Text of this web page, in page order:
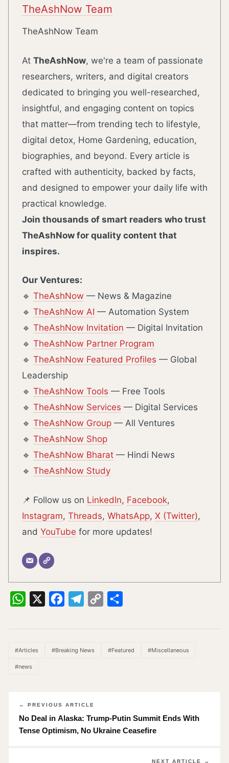
TheAshNow Team
TheAshNow Team
At TheAshNow, we're a team of passionate
researchers, writers, and digital creators
dedicated to bringing you well-researched,
insightful, and engaging content on topics
that matter—from trending tech to lifestyle,
digital detox, Home Gardening, education,
biographies, and beyond. Every article is
crafted with authenticity, backed by facts,
and designed to empower your daily life with
practical knowledge.
Join thousands of smart readers who trust
TheAshNow for quality content that
inspires.
Our Ventures:
🔹 TheAshNow — News & Magazine
🔹 TheAshNow AI — Automation System
🔹 TheAshNow Invitation — Digital Invitation
🔹 TheAshNow Partner Program
🔹 TheAshNow Featured Profiles — Global
Leadership
🔹 TheAshNow Tools — Free Tools
🔹 TheAshNow Services — Digital Services
🔹 TheAshNow Group— All Ventures
🔹 TheAshNow Shop
🔹 TheAshNow Bharat— Hindi News
🔹 TheAshNow Study
📌 Follow us on LinkedIn, Facebook,
Instagram, Threads, WhatsApp, X (Twitter),
and YouTube for more updates!
WhatsApp FacebookTelegram
Copy
#Articles #Breaking News #Featured #Miscellaneous
#news
← PREVIOUS ARTICLE
No Deal in Alaska: Trump-Putin Summit Ends With
Tense Optimism, No Ukraine Ceasefire
NEXT ARTICLE →